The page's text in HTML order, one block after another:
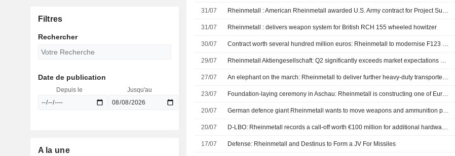
31/07 Rheinmetall : American Rheinmetall awarded U.S. Army contract for Project Sustainment to advance autonomous logistics capabilities, progressing new partnership with Harbinger
31/07 Rheinmetall : delivers weapon system for British RCH 155 wheeled howitzer
30/07 Contract worth several hundred million euros: Rheinmetall to modernise F123 frigate
29/07 Rheinmetall Aktiengesellschaft: Q2 significantly exceeds market expectations with record revenue growth and earnings
27/07 An elephant on the march: Rheinmetall to deliver further heavy-duty transporters to the Bundeswehr
23/07 Foundation-laying ceremony in Aschau: Rheinmetall is constructing one of Europe’s largest and most modern powder plants – national production capacity for over one million propellant charge modules
20/07 German defence giant Rheinmetall wants to move weapons and ammunition production to Poland
20/07 D-LBO: Rheinmetall records a call-off worth €100 million for additional hardware and support services
17/07 Defense: Rheinmetall and Destinus to Form a JV For Missiles
Filtres
Rechercher
Date de publication
Depuis le Jusqu'au
A la une